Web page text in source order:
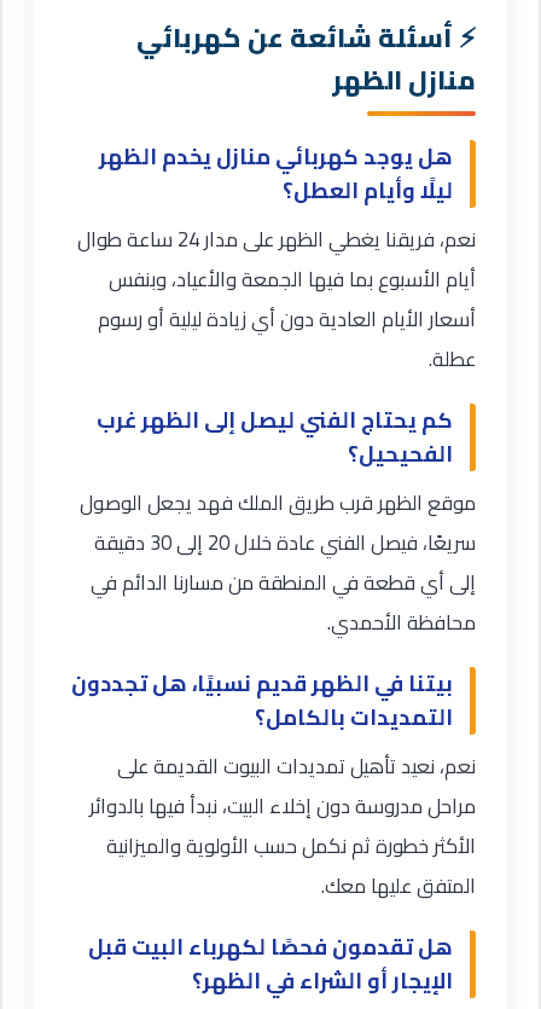
أسئلة شائعة عن كهربائي
منازل الظهر
هل يوجد كهربائي منازل يخدم الظهر
ليلًا وأيام العطل؟
نعم، فريقنا يغطي الظهر على مدار 24 ساعة طوال
أيام الأسبوع بما فيها الجمعة والأعياد، وبنفس
أسعار الأيام العادية دون أي زيادة ليلية أو رسوم
عطلة.
كم يحتاج الفني ليصل إلى الظهر غرب
الفحيحيل؟
موقع الظهر قرب طريق الملك فهد يجعل الوصول
سريعًا، فيصل الفني عادة خلال 20 إلى 30 دقيقة
إلى أي قطعة في المنطقة من مسارنا الدائم في
محافظة الأحمدي.
بيتنا في الظهر قديم نسبيًا، هل تجددون
التمديدات بالكامل؟
نعم، نعيد تأهيل تمديدات البيوت القديمة على
مراحل مدروسة دون إخلاء البيت، نبدأ فيها بالدوائر
الأكثر خطورة ثم نكمل حسب الأولوية والميزانية
المتفق عليها معك.
هل تقدمون فحصًا لكهرباء البيت قبل
الإيجار أو الشراء في الظهر؟